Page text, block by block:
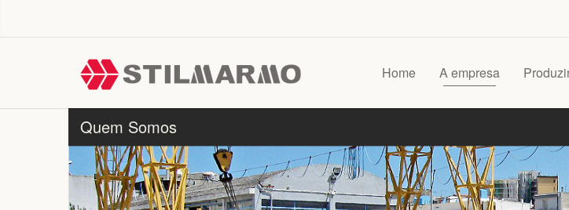
Home A empresa
Quem Somos